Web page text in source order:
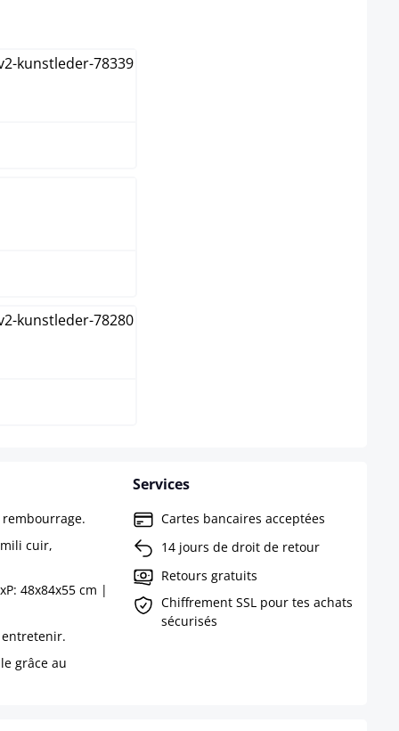
cuir,
48x84x55 cm |
grâce au
Services
Cartes bancaires acceptées
14 jours de droit de retour
Retours gratuits
Chiffrement SSL pour tes achats
sécurisés